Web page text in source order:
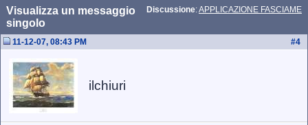
Discussione:APPLICAZIONE FASCIAME
Visualizza un messaggio
singolo
#4
11-12-07, 08:43 PM
ilchiuri